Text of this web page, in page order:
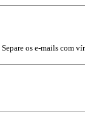
Separe os e-mails com